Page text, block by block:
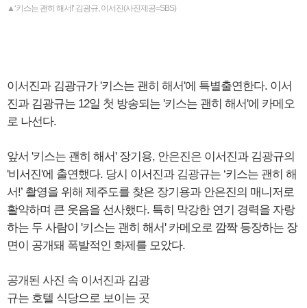
▲‘키스는 괜히 해서!’ 김광규, 이서진(사진제공=SBS)
이서진과 김광규가 '키스는 괜히 해서'에 특별출연한다. 이서
진과 김광규는 12일 첫 방송되는 '키스는 괜히 해서'에 카메오
로 나선다.
앞서 '키스는 괜히 해서' 장기용, 안은진은 이서진과 김광규의
'비서진'에 출연했다. 당시 이서진과 김광규는 ‘키스는 괜히 해
서!’ 촬영을 위해 제주도를 찾은 장기용과 안은진의 매니저로
활약하며 큰 웃음을 선사했다. 특히 막강한 연기 경력을 자랑
하는 두 사람이 '키스는 괜히 해서' 카메오로 깜짝 등장하는 장
면이 공개돼 폭발적인 화제를 모았다.
공개된 사진 속 이서진과 김광
규는 호텔 식당으로 보이는 곳